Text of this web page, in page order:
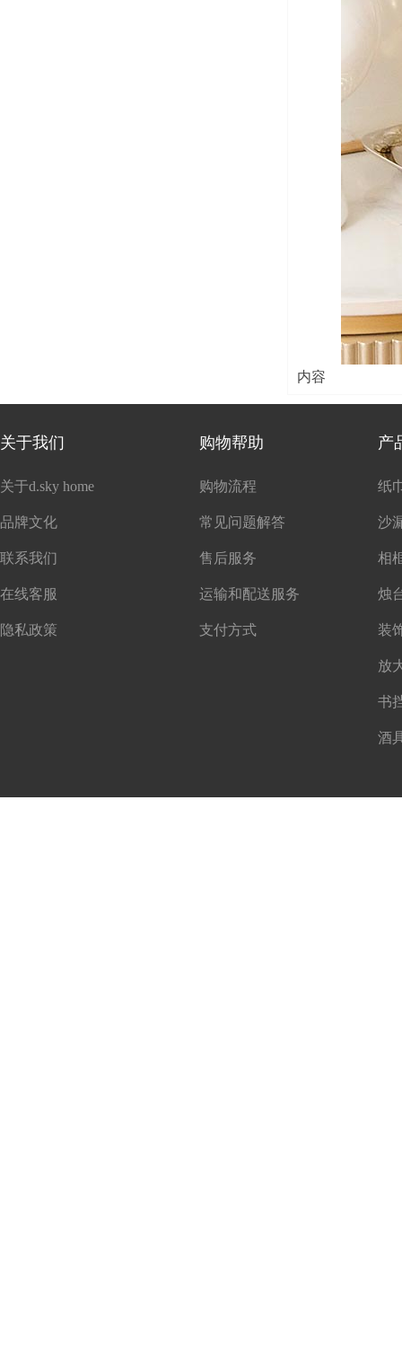
内容
关于我们
关于d.sky home
品牌文化
联系我们
在线客服
隐私政策
购物帮助
购物流程
常见问题解答
售后服务
运输和配送服务
支付方式
产
纸
沙
书
酒